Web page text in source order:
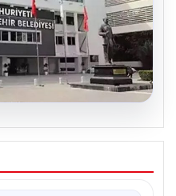
soruşturmasında